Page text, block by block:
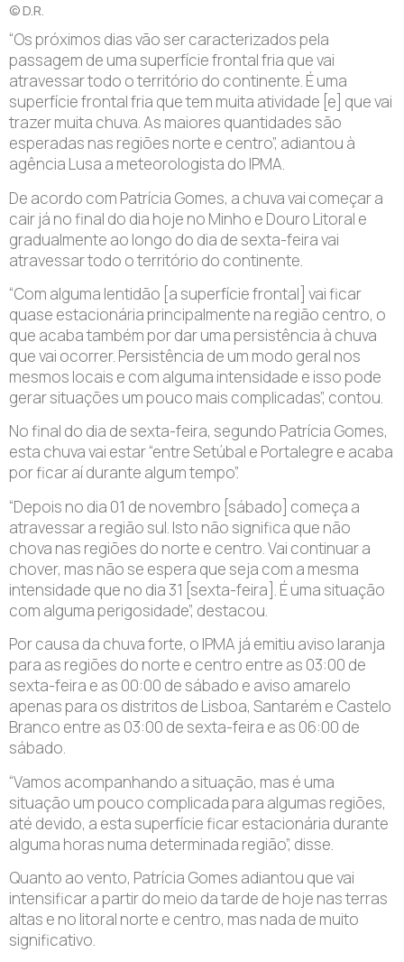
© D.R.
“Os próximos dias vão ser caracterizados pela
passagem de uma superfície frontal fria que vai
atravessar todo o território do continente. É uma
superfície frontal fria que tem muita atividade [e] que vai
trazer muita chuva. As maiores quantidades são
esperadas nas regiões norte e centro”, adiantou à
agência Lusa a meteorologista do IPMA.
De acordo com Patrícia Gomes, a chuva vai começar a
cair já no final do dia hoje no Minho e Douro Litoral e
gradualmente ao longo do dia de sexta-feira vai
atravessar todo o território do continente.
“Com alguma lentidão [a superfície frontal] vai ficar
quase estacionária principalmente na região centro, o
que acaba também por dar uma persistência à chuva
que vai ocorrer. Persistência de um modo geral nos
mesmos locais e com alguma intensidade e isso pode
gerar situações um pouco mais complicadas”, contou.
No final do dia de sexta-feira, segundo Patrícia Gomes,
esta chuva vai estar “entre Setúbal e Portalegre e acaba
por ficar aí durante algum tempo”.
“Depois no dia 01 de novembro [sábado] começa a
atravessar a região sul. Isto não significa que não
chova nas regiões do norte e centro. Vai continuar a
chover, mas não se espera que seja com a mesma
intensidade que no dia 31 [sexta-feira]. É uma situação
com alguma perigosidade”, destacou.
Por causa da chuva forte, o IPMA já emitiu aviso laranja
para as regiões do norte e centro entre as 03:00 de
sexta-feira e as 00:00 de sábado e aviso amarelo
apenas para os distritos de Lisboa, Santarém e Castelo
Branco entre as 03:00 de sexta-feira e as 06:00 de
sábado.
“Vamos acompanhando a situação, mas é uma
situação um pouco complicada para algumas regiões,
até devido, a esta superfície ficar estacionária durante
alguma horas numa determinada região”, disse.
Quanto ao vento, Patrícia Gomes adiantou que vai
intensificar a partir do meio da tarde de hoje nas terras
altas e no litoral norte e centro, mas nada de muito
significativo.